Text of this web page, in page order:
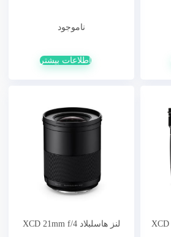
ناموجود
اطلاعات بیشتر
لنز هاسلبلاد XCD 21mm f/4